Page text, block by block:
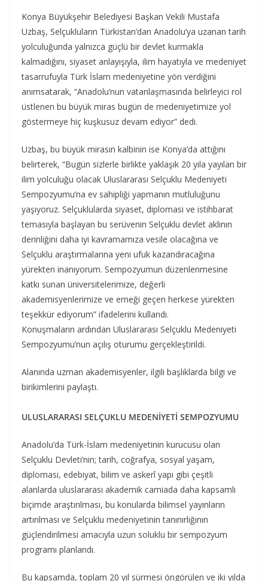
Konya Büyükşehir Belediyesi Başkan Vekili Mustafa
Uzbaş, Selçukluların Türkistan’dan Anadolu’ya uzanan tarih
yolculuğunda yalnızca güçlü bir devlet kurmakla
kalmadığını, siyaset anlayışıyla, ilim hayatıyla ve medeniyet
tasarrufuyla Türk İslam medeniyetine yön verdiğini
anımsatarak, “Anadolu’nun vatanlaşmasında belirleyici rol
üstlenen bu büyük miras bugün de medeniyetimize yol
göstermeye hiç kuşkusuz devam ediyor” dedi.
Uzbaş, bu büyük mirasın kalbinin ise Konya’da attığını
belirterek, “Bugün sizlerle birlikte yaklaşık 20 yıla yayılan bir
ilim yolculuğu olacak Uluslararası Selçuklu Medeniyeti
Sempozyumu’na ev sahipliği yapmanın mutluluğunu
yaşıyoruz. Selçuklularda siyaset, diplomasi ve istihbarat
temasıyla başlayan bu serüvenin Selçuklu devlet aklının
derinliğini daha iyi kavramamıza vesile olacağına ve
Selçuklu araştırmalarına yeni ufuk kazandıracağına
yürekten inanıyorum. Sempozyumun düzenlenmesine
katkı sunan üniversitelerimize, değerli
akademisyenlerimize ve emeği geçen herkese yürekten
teşekkür ediyorum” ifadelerini kullandı.
Konuşmaların ardından Uluslararası Selçuklu Medeniyeti
Sempozyumu’nun açılış oturumu gerçekleştirildi.
Alanında uzman akademisyenler, ilgili başlıklarda bilgi ve
birikimlerini paylaştı.
ULUSLARARASI SELÇUKLU MEDENİYETİ SEMPOZYUMU
Anadolu’da Türk-İslam medeniyetinin kurucusu olan
Selçuklu Devleti’nin; tarih, coğrafya, sosyal yaşam,
diplomasi, edebiyat, bilim ve askerî yapı gibi çeşitli
alanlarda uluslararası akademik camiada daha kapsamlı
biçimde araştırılması, bu konularda bilimsel yayınların
artırılması ve Selçuklu medeniyetinin tanınırlığının
güçlendirilmesi amacıyla uzun soluklu bir sempozyum
programı planlandı.
Bu kapsamda, toplam 20 yıl sürmesi öngörülen ve iki yılda